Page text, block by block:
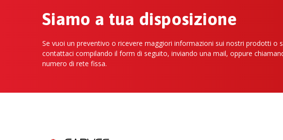
Siamo a tua disposizione
Se vuoi un preventivo o ricevere maggiori informazioni sui nostri prodotti o
contattaci compilando il form di seguito, inviando una mail, oppure
numero di rete fissa.